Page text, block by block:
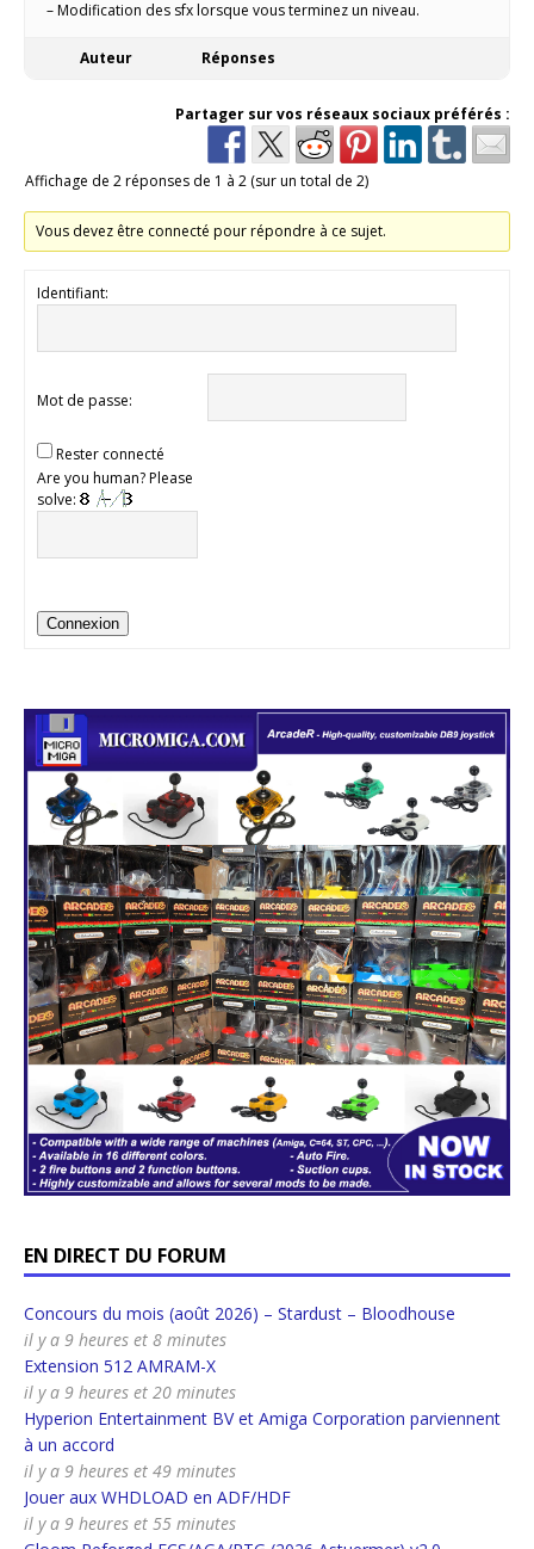
– Modification des sfx lorsque vous terminez un niveau.
Auteur Réponses
Partager sur vos réseaux sociaux préférés :
Affichage de 2 réponses de 1 à 2 (sur un total de 2)
Vous devez être connecté pour répondre à ce sujet.
Identifiant:
Mot de passe:
Rester connecté
Are you human? Please
solve:
Connexion
EN DIRECT DU FORUM
Concours du mois (août 2026) – Stardust – Bloodhouse
il y a 9 heures et 8 minutes
Extension 512 AMRAM-X
il y a 9 heures et 20 minutes
Hyperion Entertainment BV et Amiga Corporation parviennent
à un accord
il y a 9 heures et 49 minutes
Jouer aux WHDLOAD en ADF/HDF
il y a 9 heures et 55 minutes